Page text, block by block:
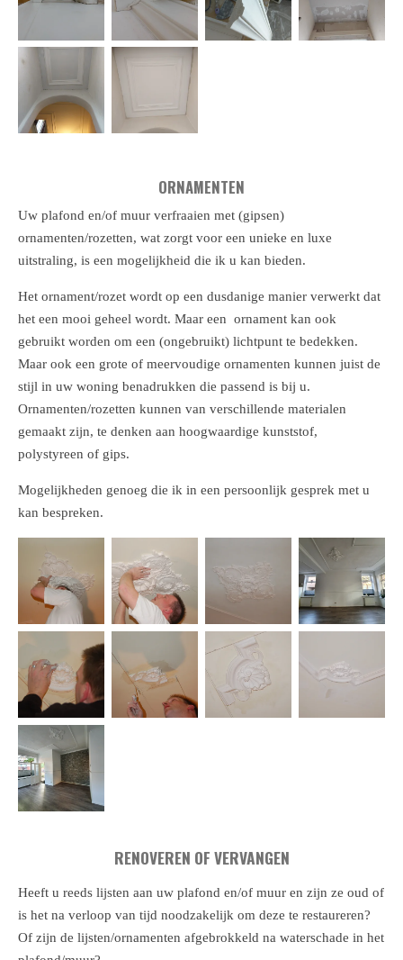
ORNAMENTEN
Uw plafond en/of muur verfraaien met (gipsen)
ornamenten/rozetten, wat zorgt voor een unieke en luxe
uitstraling, is een mogelijkheid die ik u kan bieden.
Het ornament/rozet wordt op een dusdanige manier verwerkt dat
het een mooi geheel wordt. Maar een ornament kan ook
gebruikt worden om een (ongebruikt) lichtpunt te bedekken.
Maar ook een grote of meervoudige ornamenten kunnen juist de
stijl in uw woning benadrukken die passend is bij u.
Ornamenten/rozetten kunnen van verschillende materialen
gemaakt zijn, te denken aan hoogwaardige kunststof,
polystyreen of gips.
Mogelijkheden genoeg die ik in een persoonlijk gesprek met u
kan bespreken.
RENOVEREN OF VERVANGEN
Heeft u reeds lijsten aan uw plafond en/of muur en zijn ze oud of
is het na verloop van tijd noodzakelijk om deze te restaureren?
Of zijn de lijsten/ornamenten afgebrokkeld na waterschade in het